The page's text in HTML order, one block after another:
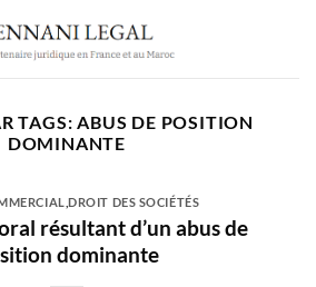
TAGS:ABUS DE POSITION
DOMINANTE
,DROIT DES SOCIÉTÉS
résultant d’un abus de
dominante